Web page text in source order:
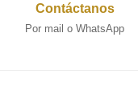
Contáctanos
Por mail o WhatsApp